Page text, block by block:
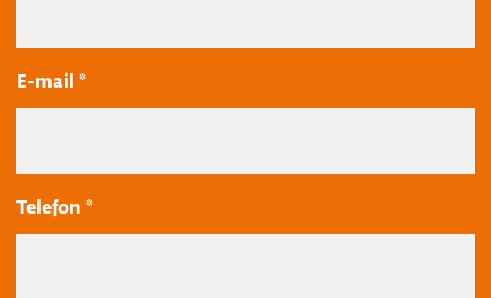
E-mail *
Telefon *